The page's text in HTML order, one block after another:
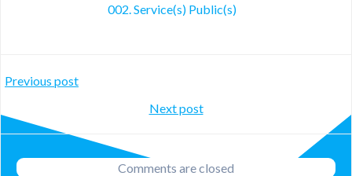
002. Service(s) Public(s)
Post
navigation
Previous post
Post
navigation
Next post
Comments are closed